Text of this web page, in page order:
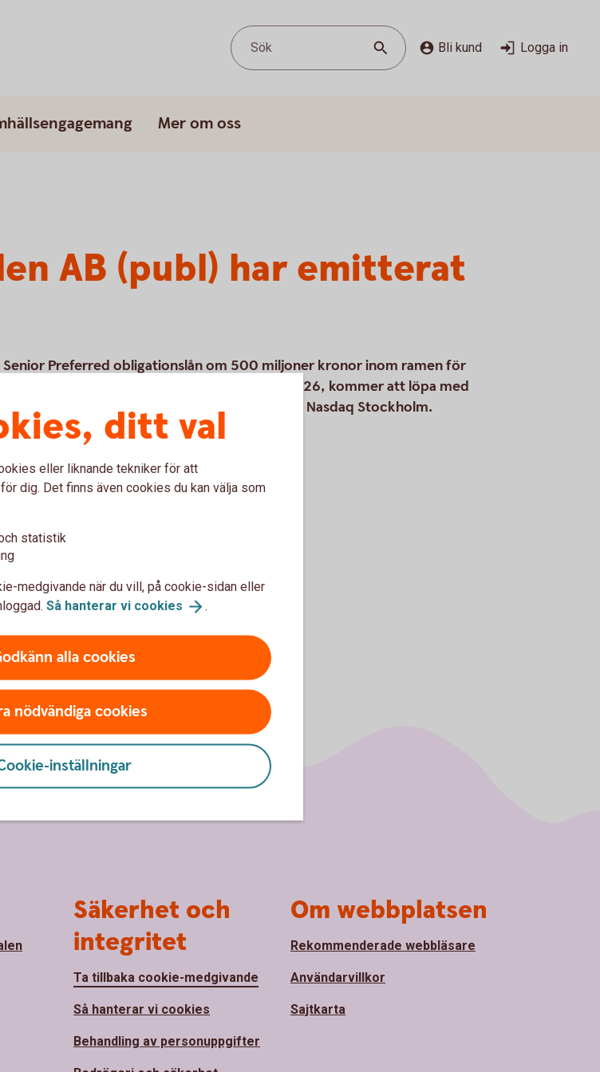
Sök Bli kund Logga in
Mer om oss
AB (publ) har emitterat
Preferred obligationslån om 500 miljoner kronor inom ramen för
Obligationen, med förfallodag 2029-02-26, kommer att löpa med
Obligationslånet kommer att noteras på Nasdaq Stockholm.
obligationslån
utveckling
det om att
i de
Mälardalen.
ditt val
eller liknande tekniker för att
dig. Det finns även cookies du kan välja som
statistik
medgivande när du vill, på cookie-sidan eller
Så hanterar vi cookies .
alla cookies
nödvändiga cookies
inställningar
Säkerhet och
integritet
Ta tillbaka cookie-medgivande
Så hanterar vi cookies
Behandling av personuppgifter
Om webbplatsen
Rekommenderade webbläsare
Användarvillkor
Sajtkarta